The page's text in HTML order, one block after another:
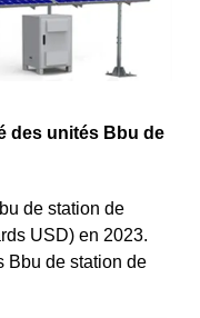
des unités Bbu de
de station de
USD) en 2023.
Bbu de station de